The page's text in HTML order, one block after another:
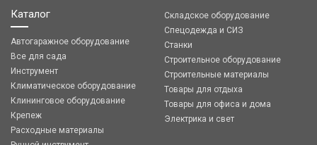
Каталог
Автогаражное оборудование
Все для сада
Инструмент
Климатическое оборудование
Клининговое оборудование
Крепеж
Расходные материалы
Складское оборудование
Спецодежда и СИЗ
Станки
Строительное оборудование
Строительные материалы
Товары для отдыха
Товары для офиса и дома
Электрика и свет